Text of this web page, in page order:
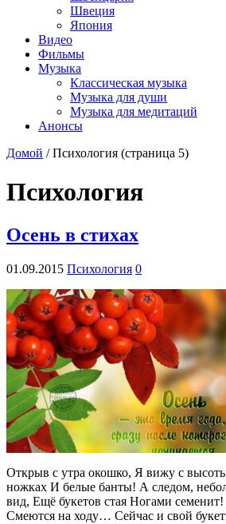
Швеция
Япония
Видео
Фильмы
Музыка
Классическая музыка
Музыка для души
Музыка для медитаций
Анонсы
Домой / Психология (страница 5)
Психология
Осень в стихах
01.09.2015 Психология 0
Открыв с утра окошко, Я вижу с
ножках И белые банты! А следом,
вид, Ещё букетов стая Ногами
Смеются на ходу… Сейчас и свой